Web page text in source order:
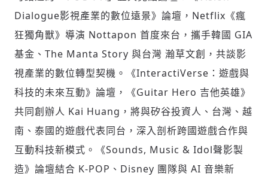
Dialogue影視產業的數位遠景》論壇，Netflix《瘋
狂獨角獸》導演 Nottapon 首度來台，攜手韓國 GIA
基金、The Manta Story 與台灣 瀚草文創，共談影
視產業的數位轉型契機。《InteractiVerse：遊戲與
科技的未來互動》論壇，《Guitar Hero 吉他英雄》
共同創辦人 Kai Huang，將與矽谷投資人、台灣、越
南、泰國的遊戲代表同台，深入剖析跨國遊戲合作與
互動科技新模式。《Sounds, Music & Idol聲影製
造》論壇結合 K-POP、Disney 團隊與 AI 音樂新